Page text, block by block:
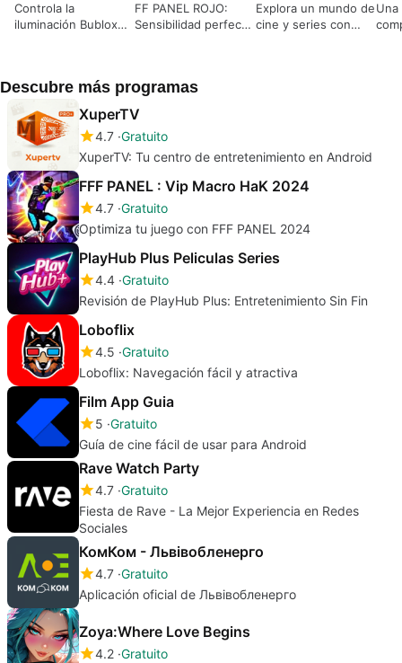
Controla la
iluminación Bublox
FF PANEL ROJO:
Sensibilidad perfecta
Explora un mundo de
cine y series con
Descubre más programas
XuperTV
4.7 Gratuito
XuperTV: Tu centro de entretenimiento en Android
FFF PANEL : Vip Macro HaK 2024
4.7 Gratuito
Optimiza tu juego con FFF PANEL 2024
PlayHub Plus Peliculas Series
4.4 Gratuito
Revisión de PlayHub Plus: Entretenimiento Sin Fin
Loboflix
4.5 Gratuito
Loboflix: Navegación fácil y atractiva
Film App Guia
5 Gratuito
Guía de cine fácil de usar para Android
Rave Watch Party
4.7 Gratuito
Fiesta de Rave - La Mejor Experiencia en Redes
Sociales
КомКом - Львівобленерго
4.7 Gratuito
Aplicación oficial de Львівобленерго
Zoya:Where Love Begins
4.2 Gratuito